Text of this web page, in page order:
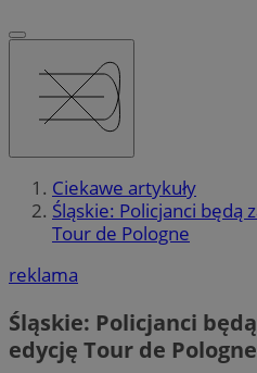
Ciekawe artykuły
Śląskie: Policjanci będą
Tour de Pologne
reklama
Śląskie: Policjanci
edycję Tour de Pologne